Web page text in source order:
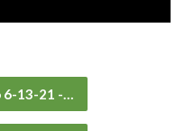
6-13-21 -…